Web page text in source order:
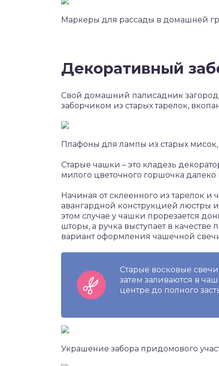
Маркеры для рассады в домашней
Декоративный
Свой домашний палисадник
заборчиком из старых тарелок,
Плафоны для лампы из старых
Старые чашки – это кладезь
милого цветочного горшочка
Начиная от склеенного из тарелок
авангардной конструкцией люстры
этом случае у чашки прорезается
шторы, а ручка выступает в
вариант оформления чашечной
Старые восковые
затем заливаются в
центре до полного
Украшение забора придомового